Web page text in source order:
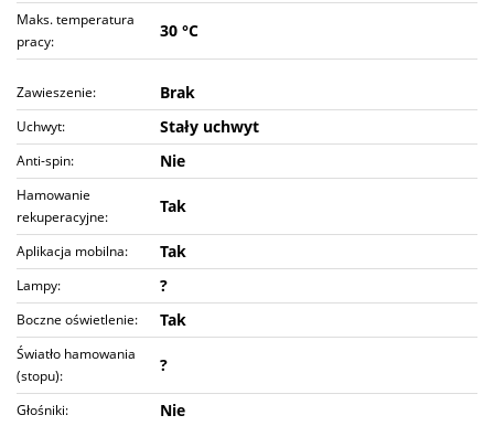
Maks. temperatura
pracy:
30 °C
Zawieszenie: Brak
Uchwyt: Stały uchwyt
Anti-spin: Nie
Hamowanie
rekuperacyjne:
Tak
Aplikacja mobilna: Tak
Lampy: ?
Boczne oświetlenie: Tak
Światło hamowania
(stopu):
?
Głośniki: Nie